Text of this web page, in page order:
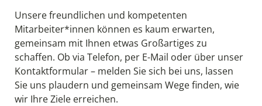
Unsere freundlichen und kompetenten
Mitarbeiter*innen können es kaum erwarten,
gemeinsam mit Ihnen etwas Großartiges zu
schaffen. Ob via Telefon, per E-Mail oder über unser
Kontaktformular – melden Sie sich bei uns, lassen
Sie uns plaudern und gemeinsam Wege finden, wie
wir Ihre Ziele erreichen.